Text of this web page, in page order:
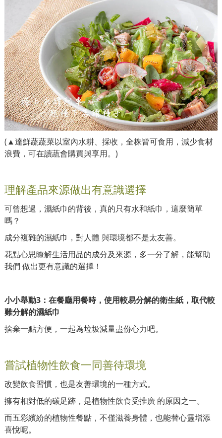
(▲達鮮蔬蔬菜以室內水耕、採收，全株皆可食用，減少食材
浪費，可在讀蔬會購買與享用。)
理解產品來源做出有意識選擇
可曾想過，濕紙巾的背後，真的只有水和紙巾，這麼簡單
嗎？
成分複雜的濕紙巾，對人體 與環境都不是太友善。
花點心思瞭解生活用品的成分及來源，多一分了解，能幫助
我們 做出更有意識的選擇！
小小舉動3：在餐廳用餐時，使用較易分解的衛生紙，取代較
難分解的濕紙巾
捨棄一點方便，一起為垃圾減量盡份心力吧。
嘗試植物性飲食一同善待環境
改變飲食習慣，也是友善環境的一種方式。
擁有相對低的碳足跡，是植物性飲食受推廣 的原因之一。
而五彩繽紛的植物性餐點，不僅滋養身體，也能替心靈增添
喜悅呢。